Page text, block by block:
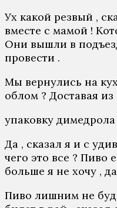
Ух какой резвый ,
вместе с мaмoй !
Они вышли в
провести .
Мы вернулись на
облом ? Доставая
упаковку димедрола
Да , сказал я и с
чего это все ? Пиво
больше я не хочу ,
Пиво лишним не